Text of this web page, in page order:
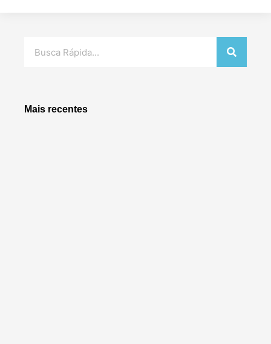
Mais recentes